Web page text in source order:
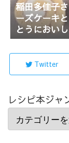
稲田多佳子
ーズケーキ
とうにおい
Twitter
レシピ本ジャ